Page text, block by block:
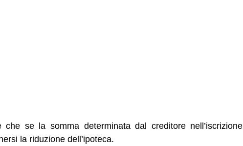
che se la somma determinata dal creditore nell’iscrizione
la riduzione dell’ipoteca.